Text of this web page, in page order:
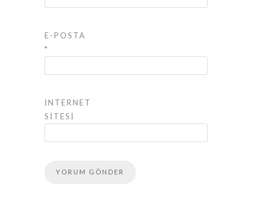
E-POSTA
*
İNTERNET
SITESI